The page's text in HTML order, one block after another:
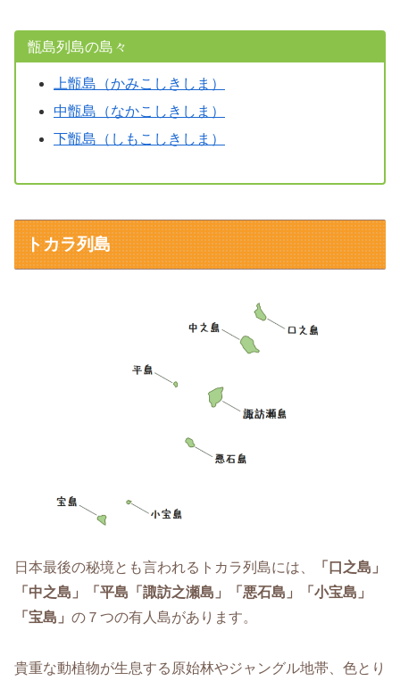
甑島列島の島々
上甑島（かみこしきしま）
中甑島（なかこしきしま）
下甑島（しもこしきしま）
トカラ列島
日本最後の秘境とも言われるトカラ列島には、
「口之島」
「中之島」「平島「諏訪之瀬島」「悪石島」「小宝島」
「宝島」 の７つの有人島があります。
貴重な動植物が生息する原始林やジャングル地帯、色とり